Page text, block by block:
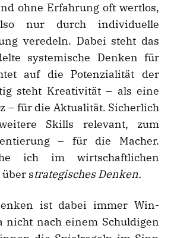
ohne Erfahrung oft wertlos,
nur durch individuelle
veredeln. Dabei steht das
systemische Denken für
auf die Potenzialität der
steht Kreativität – als eine
– für die Aktualität. Sicherlich
Skills relevant, zum
– für die Macher.
ich im wirtschaftlichen
strategisches Denken.
ist dabei immer Win-
nicht nach einem Schuldigen